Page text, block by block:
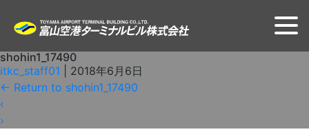
shohin1_17490
itkc_staff01
2018年6月6日
← Return to shohin1_17490
‹
›